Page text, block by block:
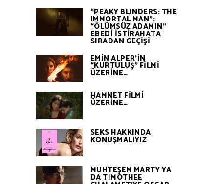
“PEAKY BLINDERS: THE
IMMORTAL MAN”:
“ÖLÜMSÜZ ADAMIN”
EBEDİ İSTİRAHATA
SIRADAN GEÇİŞİ
EMİN ALPER’İN
“KURTULUŞ” FİLMİ
ÜZERİNE…
HAMNET FİLMİ
ÜZERİNE…
SEKS HAKKINDA
KONUŞMALIYIZ
MUHTEŞEM MARTY YA
DA TIMOTHEE